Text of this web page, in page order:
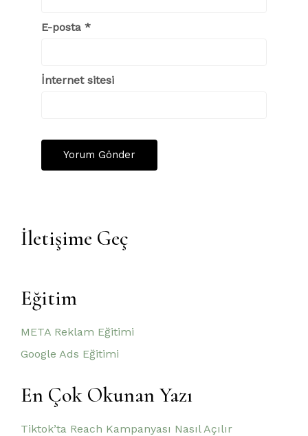
E-posta *
İnternet sitesi
İletişime Geç
Eğitim
META Reklam Eğitimi
Google Ads Eğitimi
En Çok Okunan Yazı
Tiktok’ta Reach Kampanyası Nasıl Açılır